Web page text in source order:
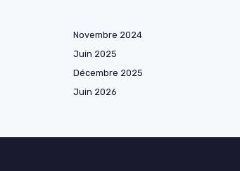
Novembre 2024
Juin 2025
Décembre 2025
Juin 2026